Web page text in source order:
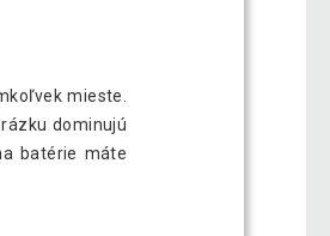
mieste.
dominujú
batérie máte